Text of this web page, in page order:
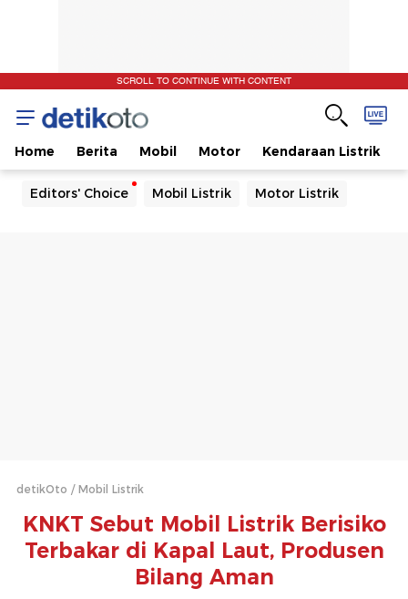
SCROLL TO CONTINUE WITH CONTENT
Home Berita Mobil Motor Kendaraan Listrik
Editors' Choice Mobil Listrik Motor Listrik
detikOto Mobil Listrik
KNKT Sebut Mobil Listrik Berisiko
Terbakar di Kapal Laut, Produsen
Bilang Aman